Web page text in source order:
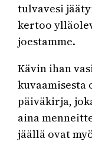
tulvavesi
kertoo
joestamme.
Kävin ihan
päiväkirja,
aina
jäällä ovat